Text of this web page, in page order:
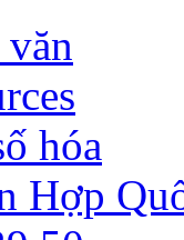
hóa
Hợp